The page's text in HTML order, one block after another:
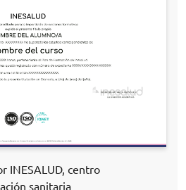
INESALUD, centro
sanitaria